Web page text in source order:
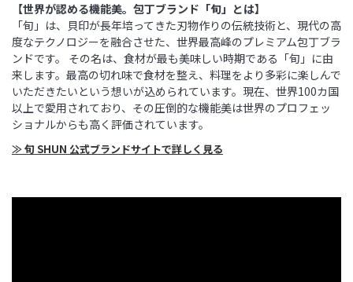
【世界が認める機能美。包丁ブランド「旬」とは】
「旬」は、貝印が長年培ってきた刃物作りの伝統技術と、現代の高
度なテクノロジーを融合させた、世界最高峰のプレミアム包丁ブラ
ンドです。 その名は、食材が最も美味しい時期である「旬」に由
来します。最高の切れ味で食材を整え、料理をより多彩に楽しんで
いただきたいという想いが込められています。現在、世界100カ国
以上で愛用されており、その圧倒的な機能美は世界のプロフェッ
ショナルからも高く評価されています。
≫ 旬 SHUN 公式ブランドサイトで詳しく見る